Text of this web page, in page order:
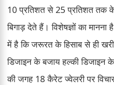
10 प्रतिशत से 25 प्रतिशत तक
बिगाड़ देते हैं। विशेषज्ञों का
में है कि जरूरत के हिसाब से ही
डिजाइन के बजाय हल्की
की जगह 18 कैरेट ज्वेलरी पर